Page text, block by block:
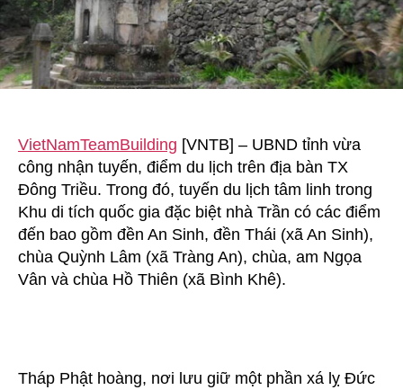
VietNamTeamBuilding [VNTB] – UBND tỉnh vừa
công nhận tuyến, điểm du lịch trên địa bàn TX
Đông Triều. Trong đó, tuyến du lịch tâm linh trong
Khu di tích quốc gia đặc biệt nhà Trần có các điểm
đến bao gồm đền An Sinh, đền Thái (xã An Sinh),
chùa Quỳnh Lâm (xã Tràng An), chùa, am Ngọa
Vân và chùa Hồ Thiên (xã Bình Khê).
Tháp Phật hoàng, nơi lưu giữ một phần xá lỵ Đức